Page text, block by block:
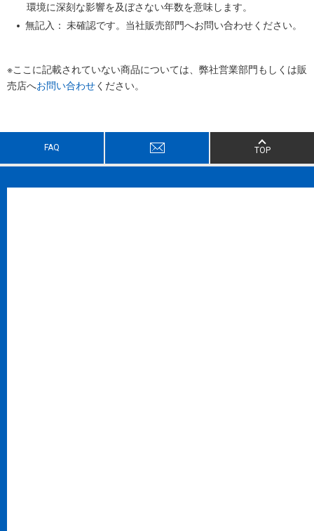
環境に深刻な影響を及ぼさない年数を意味します。
無記入： 未確認です。当社販売部門へお問い合わせください。
※ここに記載されていない商品については、弊社営業部門もしくは販
売店へお問い合わせください。
FAQ TOP